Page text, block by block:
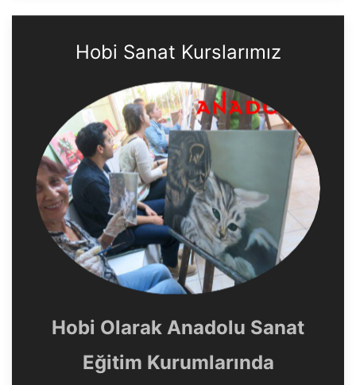
Hobi Sanat Kurslarımız
Hobi Olarak Anadolu Sanat
Eğitim Kurumlarında